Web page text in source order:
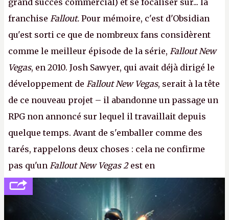
grand succès commercial) et se focaliser sur... la
franchise Fallout. Pour mémoire, c'est d'Obsidian
qu'est sorti ce que de nombreux fans considèrent
comme le meilleur épisode de la série, Fallout New
Vegas, en 2010. Josh Sawyer, qui avait déjà dirigé le
développement de Fallout New Vegas, serait à la tête
de ce nouveau projet – il abandonne un passage un
RPG non annoncé sur lequel il travaillait depuis
quelque temps. Avant de s'emballer comme des
tarés, rappelons deux choses : cela ne confirme
pas qu'un Fallout New Vegas 2est en
développement (pour ce que l'on sait, ils bossent
peut-être sur
Fallout Football ou
Fallout vs. Les
Lapins Crétins) et l'Obsidian d'aujourd'hui n'est plus